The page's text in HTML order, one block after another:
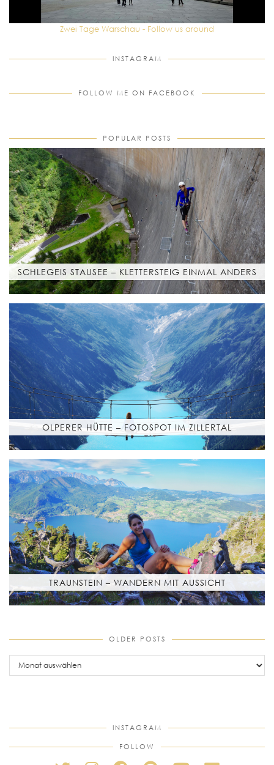
Zwei Tage Warschau - Follow us around
INSTAGRAM
FOLLOW ME ON FACEBOOK
POPULAR POSTS
SCHLEGEIS STAUSEE – KLETTERSTEIG EINMAL ANDERS
OLPERER HÜTTE – FOTOSPOT IM ZILLERTAL
TRAUNSTEIN – WANDERN MIT AUSSICHT
OLDER POSTS
older
posts
INSTAGRAM
FOLLOW